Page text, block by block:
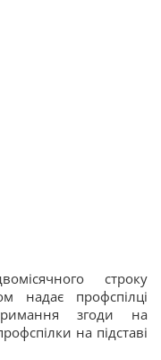
строку
надає профспілці
згоди на
на підставі